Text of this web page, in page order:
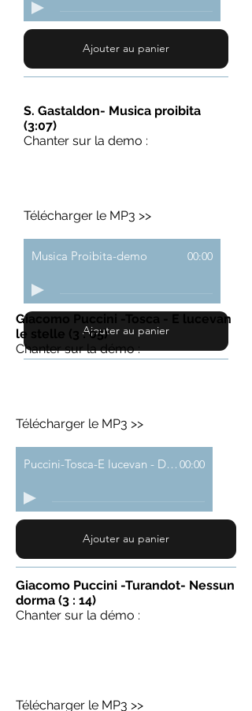
Ajouter au panier
S. Gastaldon- Musica proibita
(3:07)
Chanter sur la demo :
Télécharger le MP3 >>
Musica Proibita-demo 00:00
Ajouter au panier
Giacomo Puccini -Tosca - E lucevan
le stelle (3 : 05)
Chanter sur la démo :
Télécharger le MP3 >>
Puccini-Tosca-E lucevan - Demo 00:00
Ajouter au panier
Giacomo Puccini -Turandot- Nessun
dorma (3 : 14)
Chanter sur la démo :
Télécharger le MP3 >>